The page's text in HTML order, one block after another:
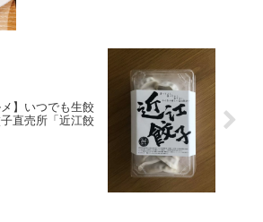
】いつでも生餃
直売所「近江餃